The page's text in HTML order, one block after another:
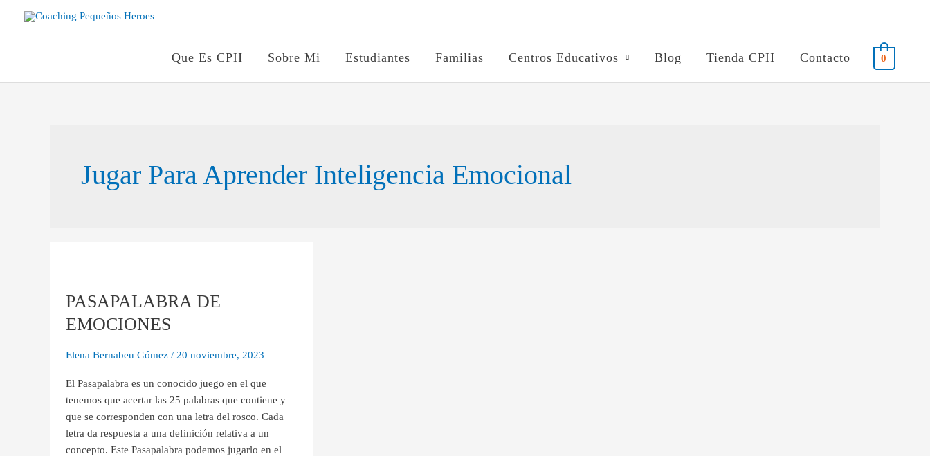
Que Es CPH Sobre Mi Estudiantes Familias Centros Educativos Blog Tienda CPH Contacto 0
Jugar Para Aprender Inteligencia Emocional
PASAPALABRA DE
EMOCIONES
Elena Bernabeu Gómez / 20 noviembre, 2023
El Pasapalabra es un conocido juego en el que
tenemos que acertar las 25 palabras que contiene y
que se corresponden con una letra del rosco. Cada
letra da respuesta a una definición relativa a un
concepto. Este Pasapalabra podemos jugarlo en el
EMOCIONES